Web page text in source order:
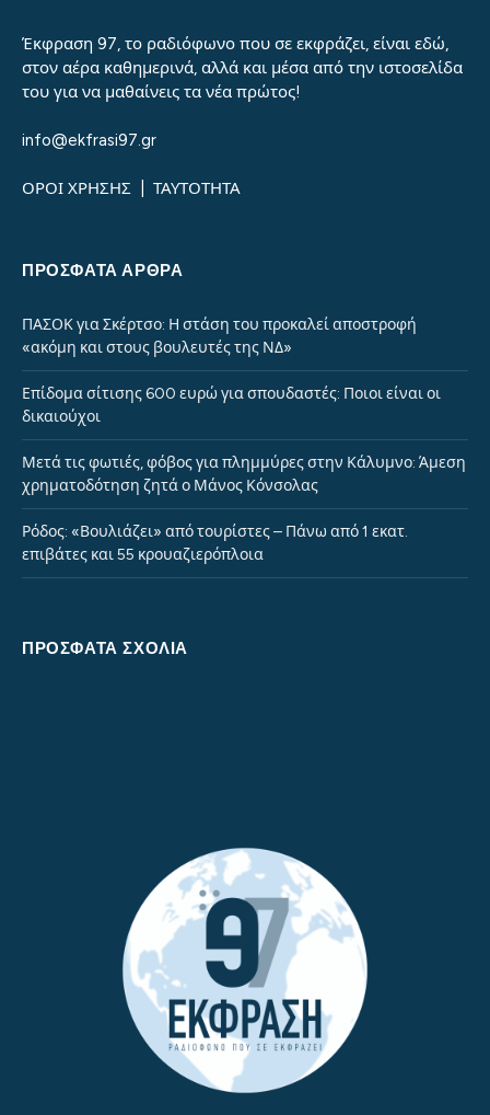
Έκφραση 97, το ραδιόφωνο που σε εκφράζει, είναι εδώ,
στον αέρα καθημερινά, αλλά και μέσα από την ιστοσελίδα
του για να μαθαίνεις τα νέα πρώτος!
info@ekfrasi97.gr
ΟΡΟΙ ΧΡΗΣΗΣ ΤΑΥΤΟΤΗΤΑ
ΠΡΌΣΦΑΤΑ ΆΡΘΡΑ
ΠΑΣΟΚ για Σκέρτσο: Η στάση του προκαλεί αποστροφή
«ακόμη και στους βουλευτές της ΝΔ»
Επίδομα σίτισης 600 ευρώ για σπουδαστές: Ποιοι είναι οι
δικαιούχοι
Μετά τις φωτιές, φόβος για πλημμύρες στην Κάλυμνο: Άμεση
χρηματοδότηση ζητά ο Μάνος Κόνσολας
Ρόδος: «Βουλιάζει» από τουρίστες – Πάνω από 1 εκατ.
επιβάτες και 55 κρουαζιερόπλοια
ΠΡΌΣΦΑΤΑ ΣΧΌΛΙΑ